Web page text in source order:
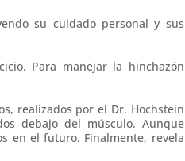
su cuidado personal y sus
Para manejar la hinchazón
realizados por el Dr. Hochstein
debajo del músculo. Aunque
en el futuro. Finalmente, revela